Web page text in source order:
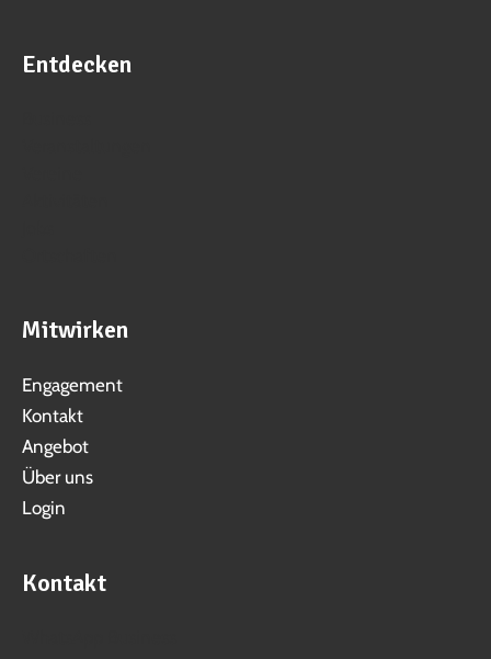
Entdecken
Mitwirken
Engagement
Kontakt
Angebot
Über uns
Login
Kontakt